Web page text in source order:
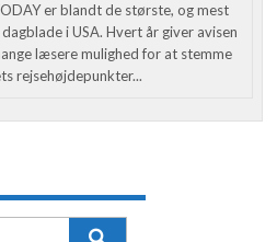
er blandt de største, og mest
i USA. Hvert år giver avisen
læsere mulighed for at stemme
rejsehøjdepunkter...